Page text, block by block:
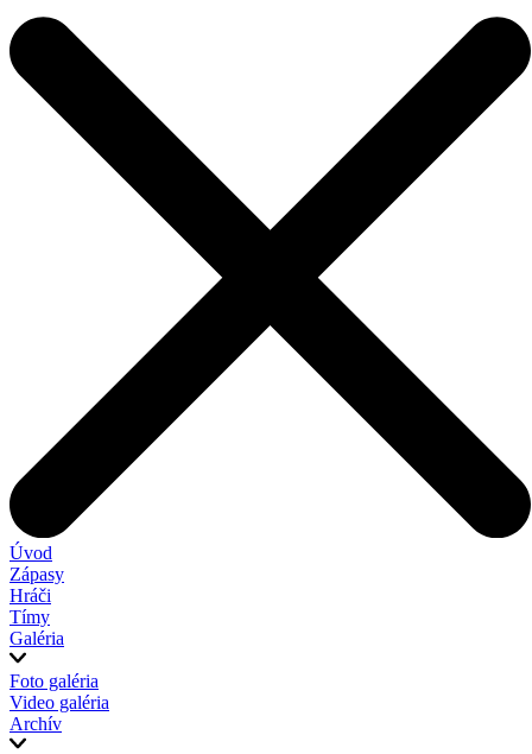
Úvod
Zápasy
Hráči
Tímy
Galéria
Foto galéria
Video galéria
Archív